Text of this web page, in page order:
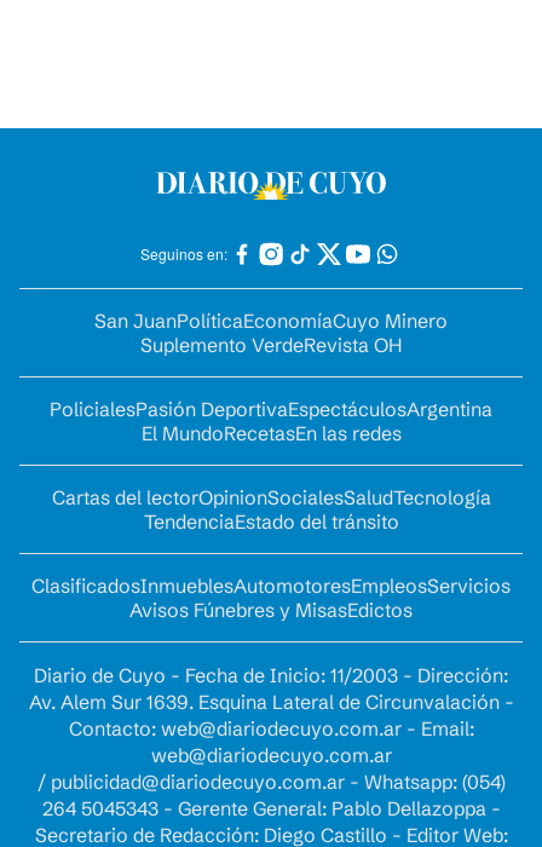
Seguinos en:
San JuanPolíticaEconomíaCuyo Minero
Suplemento VerdeRevista OH
PolicialesPasión DeportivaEspectáculosArgentina
El MundoRecetasEn las redes
Cartas del lectorOpinionSocialesSaludTecnología
TendenciaEstado del tránsito
ClasificadosInmueblesAutomotoresEmpleosServicios
Avisos Fúnebres y MisasEdictos
Diario de Cuyo - Fecha de Inicio: 11/2003 - Dirección:
Av. Alem Sur 1639. Esquina Lateral de Circunvalación -
Contacto: web@diariodecuyo.com.ar- Email:
web@diariodecuyo.com.ar
/ publicidad@diariodecuyo.com.ar- Whatsapp: (054)
264 5045343 - Gerente General: Pablo Dellazoppa -
Secretario de Redacción: Diego Castillo - Editor Web: